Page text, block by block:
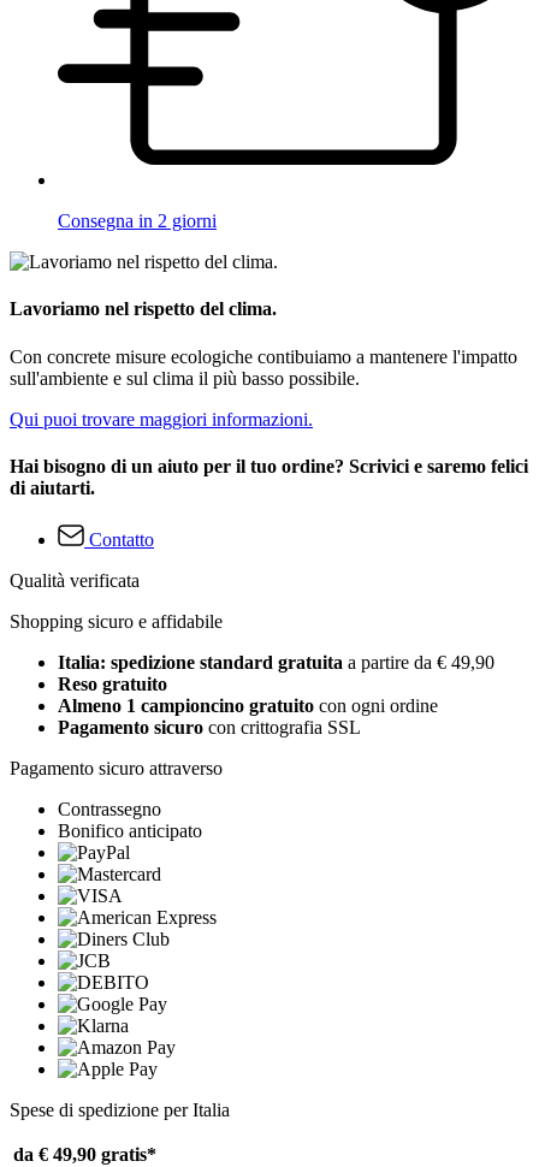
Consegna in 2 giorni
Lavoriamo nel rispetto del clima.
Con concrete misure ecologiche contibuiamo a mantenere l'impatto
sull'ambiente e sul clima il più basso possibile.
Qui puoi trovare maggiori informazioni.
Hai bisogno di un aiuto per il tuo ordine? Scrivici e saremo felici
di aiutarti.
Contatto
Qualità verificata
Shopping sicuro e affidabile
Italia: spedizione standard gratuita a partire da € 49,90
Reso gratuito
Almeno 1 campioncino gratuito con ogni ordine
Pagamento sicuro con crittografia SSL
Pagamento sicuro attraverso
Contrassegno
Bonifico anticipato
Spese di spedizione per Italia
da € 49,90 gratis*